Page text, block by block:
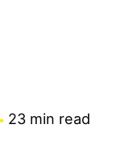
23 min read